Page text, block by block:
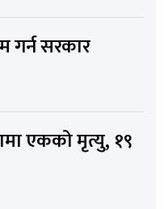
गर्न सरकार
एकको मृत्यु, १९